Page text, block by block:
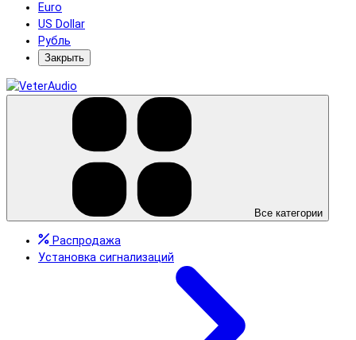
Euro
US Dollar
Рубль
Закрыть
Все категории
Распродажа
Установка сигнализаций